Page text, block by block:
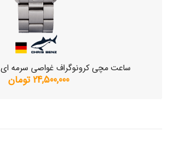
ساعت مچی کرونوگراف غواصی سرمه ای CB-C200-B-MB
24,500,000 تومان